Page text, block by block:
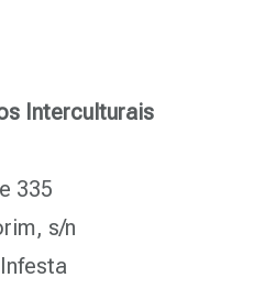
Interculturais
335
s/n